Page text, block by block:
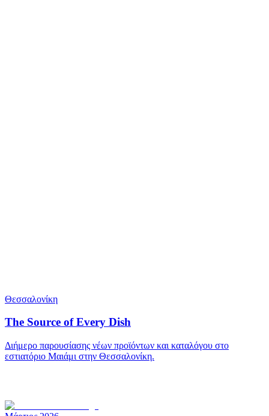
Θεσσαλονίκη
The Source of Every Dish
Διήμερο παρουσίασης νέων προϊόντων και καταλόγου στο
εστιατόριο Μαιάμι στην Θεσσαλονίκη.